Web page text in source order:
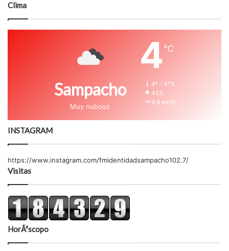
Clima
Sampacho
Muy nuboso
4℃
4º - 4º%
45%
9.6 km/h
INSTAGRAM
https://www.instagram.com/fmidentidadsampacho102.7/
Visitas
HorÃ³scopo